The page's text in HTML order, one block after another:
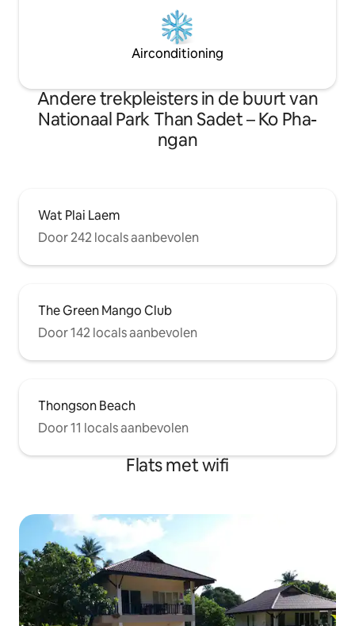
Airconditioning
Andere trekpleisters in de buurt van
Nationaal Park Than Sadet – Ko Pha-
ngan
Wat Plai Laem
Door 242 locals aanbevolen
The Green Mango Club
Door 142 locals aanbevolen
Thongson Beach
Door 11 locals aanbevolen
Flats met wifi